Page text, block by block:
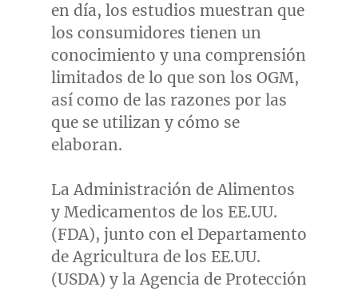
en día, los estudios muestran que
los consumidores tienen un
conocimiento y una comprensión
limitados de lo que son los OGM,
así como de las razones por las
que se utilizan y cómo se
elaboran.
La Administración de Alimentos
y Medicamentos de los EE.UU.
(FDA), junto con el Departamento
de Agricultura de los EE.UU.
(USDA) y la Agencia de Protección